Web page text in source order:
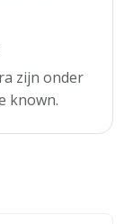
zijn onder
known.